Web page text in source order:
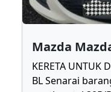
Mazda
KERETA UNTUK
BL Senarai